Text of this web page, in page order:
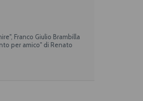
Franco Giulio Brambilla
per amico" di Renato